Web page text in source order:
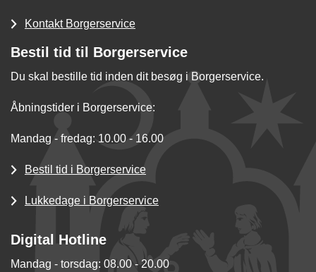
Kontakt Borgerservice
Bestil tid til Borgerservice
Du skal bestille tid inden dit besøg i Borgerservice.
Åbningstider i Borgerservice:
Mandag - fredag: 10.00 - 16.00
Bestil tid i Borgerservice
Lukkedage i Borgerservice
Digital Hotline
Mandag - torsdag: 08.00 - 20.00